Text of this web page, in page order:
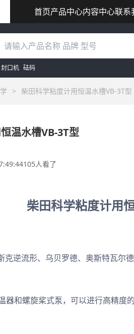
首页产品中心内容中心联系
封口机 砝码
> 柴田科学粘度计用恒温水槽VB-3T型
温水槽VB-3T型
105人看了
柴田科学粘度计用
克逆流形、乌贝罗德、奥斯特瓦尔
器和螺旋桨式泵，可以进行高精度